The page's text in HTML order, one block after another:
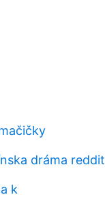
dráma reddit
k